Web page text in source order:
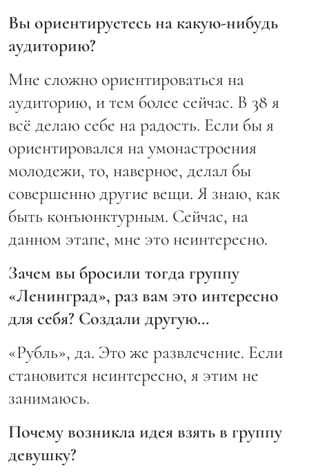
Вы ориентируетесь на какую-нибудь
аудиторию?
Мне сложно ориентироваться на
аудиторию, и тем более сейчас. В 38 я
всё делаю себе на радость. Если бы я
ориентировался на умонастроения
молодежи, то, наверное, делал бы
совершенно другие вещи. Я знаю, как
быть конъюнктурным. Сейчас, на
данном этапе, мне это неинтересно.
Зачем вы бросили тогда группу
«Ленинград», раз вам это интересно
для себя? Создали другую…
«Рубль», да. Это же развлечение. Если
становится неинтересно, я этим не
занимаюсь.
Почему возникла идея взять в группу
девушку?